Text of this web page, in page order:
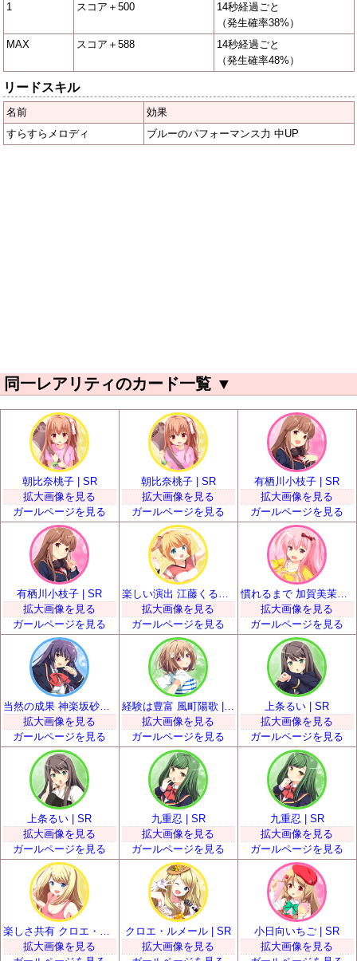
1
スコア＋500
14秒経過ごと
（発生確率38%）
MAX
スコア＋588
14秒経過ごと
（発生確率48%）
リードスキル
名前
効果
すらすらメロディ
ブルーのパフォーマンス力 中UP
同一レアリティのカード一覧 ▼
朝比奈桃子 | SR
拡大画像を見る
ガールページを見る
朝比奈桃子 | SR
拡大画像を見る
ガールページを見る
有栖川小枝子 | SR
拡大画像を見る
ガールページを見る
有栖川小枝子 | SR
拡大画像を見る
ガールページを見る
拡大画像を見る
ガールページを見る
慣れるまで 加賀美茉莉 | SR
拡大画像を見る
ガールページを見る
拡大画像を見る
ガールページを見る
経験は豊富 風町陽歌 | SR
拡大画像を見る
ガールページを見る
上条るい | SR
拡大画像を見る
ガールページを見る
上条るい | SR
拡大画像を見る
ガールページを見る
九重忍 | SR
拡大画像を見る
ガールページを見る
九重忍 | SR
拡大画像を見る
ガールページを見る
拡大画像を見る
クロエ・ルメール | SR
拡大画像を見る
小日向いちご | SR
拡大画像を見る